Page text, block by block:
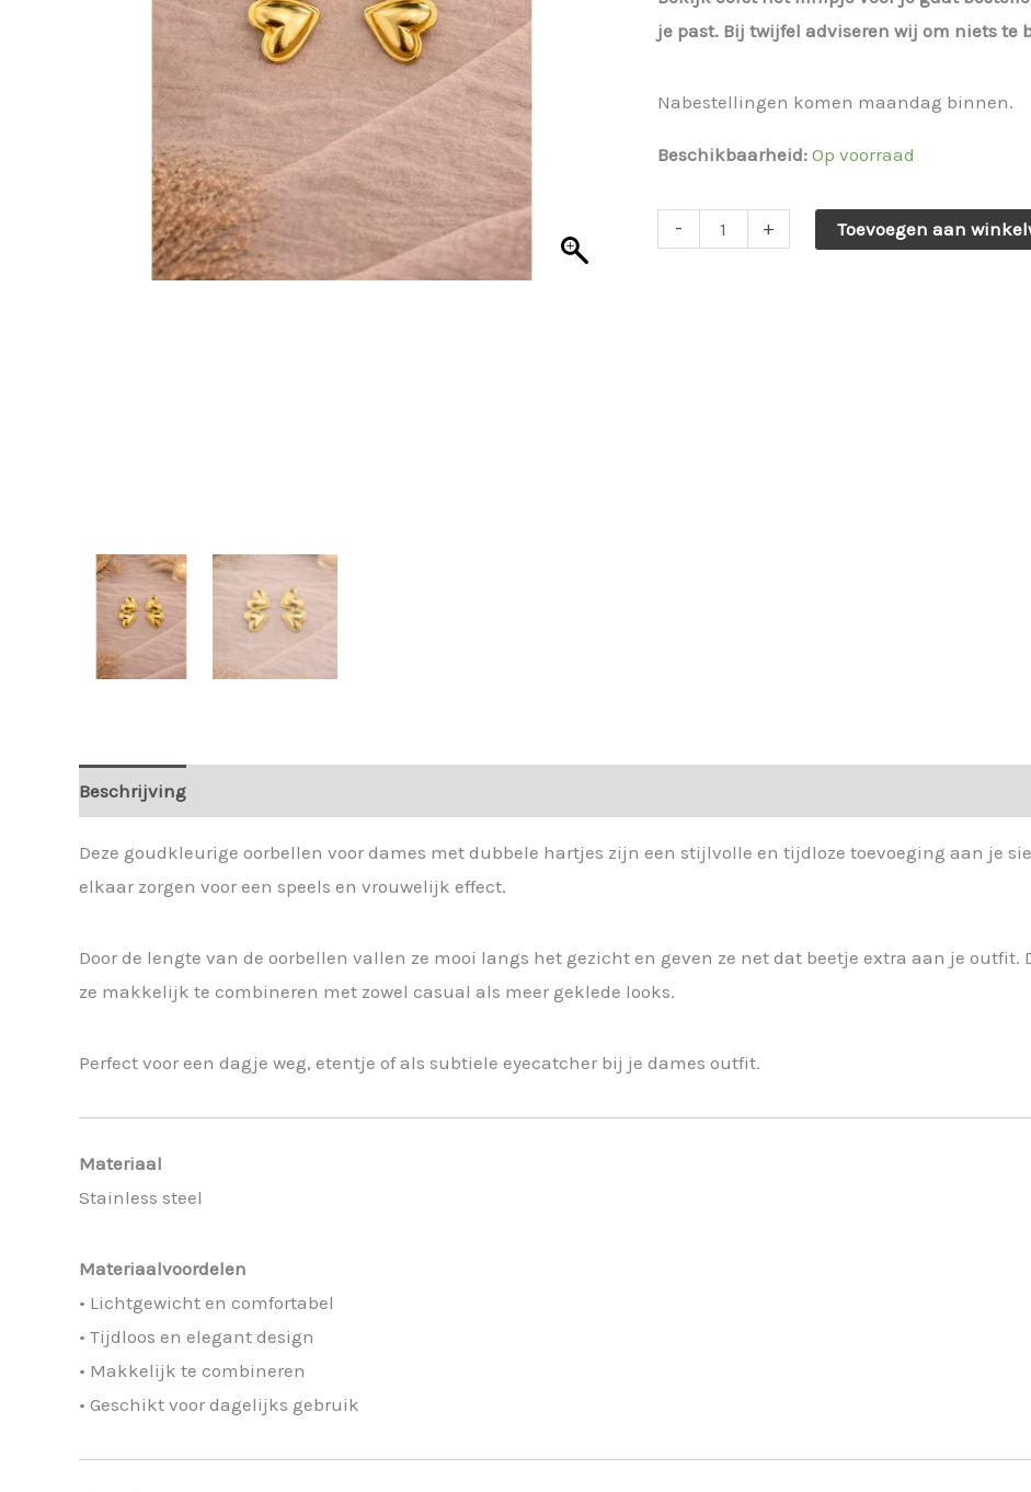
€ 14,95.€ 11,21.
je past. Bij twijfel adviseren wij om niets te
Nabestellingen komen maandag binnen.
Beschikbaarheid: Op voorraad
-
Oorbellen
+ Toevoegen aan
Beschrijving
Deze goudkleurige oorbellen voor dames met dubbele hartjes zijn een stijlvolle en tijdloze toevoeging aan je
elkaar zorgen voor een speels en vrouwelijk effect.
Door de lengte van de oorbellen vallen ze mooi langs het gezicht en geven ze net dat beetje extra aan je
ze makkelijk te combineren met zowel casual als meer geklede looks.
Perfect voor een dagje weg, etentje of als subtiele eyecatcher bij je dames outfit.
Materiaal
Stainless steel
Materiaalvoordelen
• Lichtgewicht en comfortabel
• Tijdloos en elegant design
• Makkelijk te combineren
• Geschikt voor dagelijks gebruik